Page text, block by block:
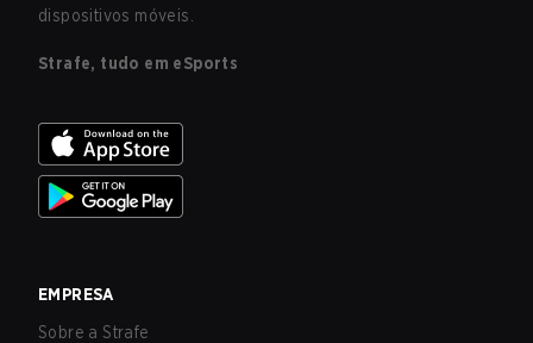
dispositivos móveis.
Strafe, tudo em eSports
EMPRESA
Sobre a Strafe